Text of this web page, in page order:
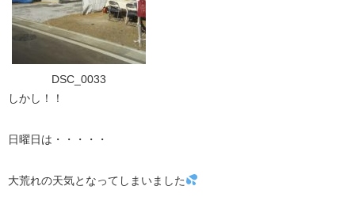
DSC_0033
しかし！！
日曜日は・・・・・
大荒れの天気となってしまいました